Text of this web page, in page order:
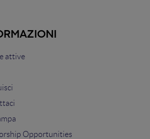
attive
Opportunities